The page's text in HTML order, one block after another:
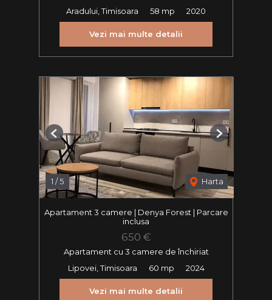
Aradului, Timisoara
58 mp 2020
Vezi mai multe detalii
1 /5 Harta
Previous Next
Apartament 3 camere | Denya Forest | Parcare
inclusa
650 €
Apartament cu 3 camere de închiriat
Lipovei, Timisoara
60 mp 2024
Vezi mai multe detalii